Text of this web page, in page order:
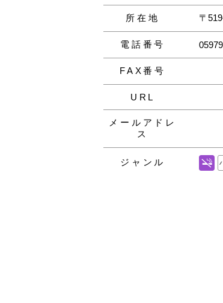
所在地 〒
電話番号
FAX番号
URL
メールアドレ
ス
ジャンル